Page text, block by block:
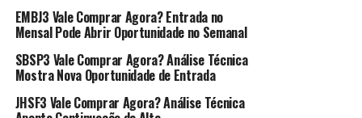
desafios que se desenham para a Microsoft e o mercado
como um todo.
1. Fundamentos Financeiros da
Microsoft
EMBJ3 Vale Comprar Agora? Entrada no
Mensal Pode Abrir Oportunidade no Semanal
SBSP3 Vale Comprar Agora? Análise Técnica
Mostra Nova Oportunidade de Entrada
JHSF3 Vale Comprar Agora? Análise Técnica